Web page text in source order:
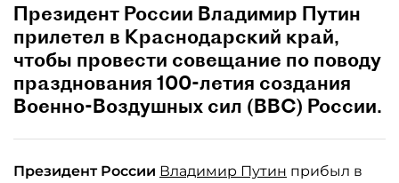
Президент России Владимир Путин
прилетел в Краснодарский край,
чтобы провести совещание по поводу
празднования 100-летия создания
Военно-Воздушных сил (ВВС) России.
Президент России Владимир Путин прибыл в